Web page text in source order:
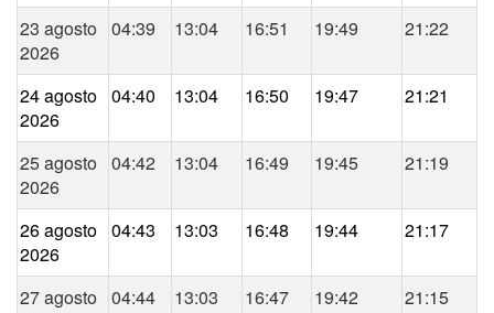
23 agosto
2026
04:39 13:04 16:51 19:49 21:22
24 agosto
2026
04:40 13:04 16:50 19:47 21:21
25 agosto
2026
04:42 13:04 16:49 19:45 21:19
26 agosto
2026
04:43 13:03 16:48 19:44 21:17
27 agosto
04:44 13:03 16:47 19:42 21:15